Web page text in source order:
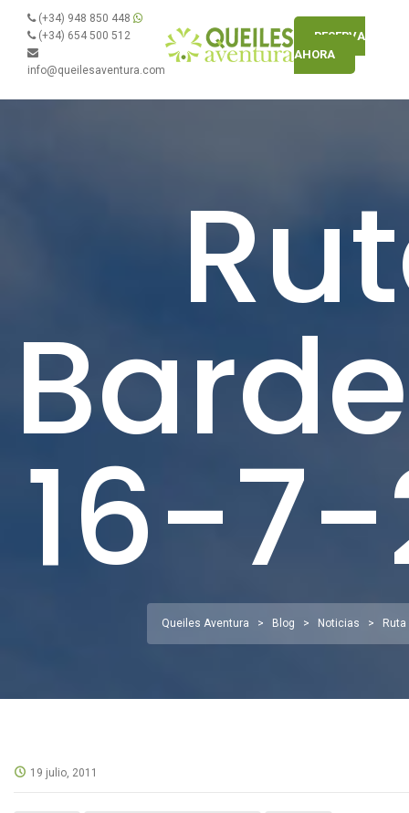
(+34) 948 850 448
(+34) 654 500 512
info@queilesaventura.com
RESERVA
AHORA
16-7-
Queiles Aventura > Blog > Noticias >
19 julio, 2011